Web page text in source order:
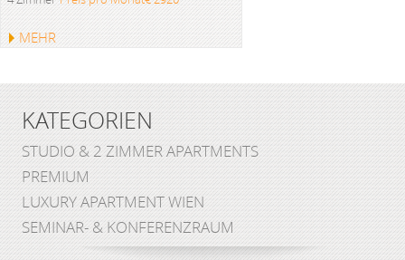
MEHR
KATEGORIEN
STUDIO & 2 ZIMMER APARTMENTS
PREMIUM
LUXURY APARTMENT WIEN
SEMINAR- & KONFERENZRAUM